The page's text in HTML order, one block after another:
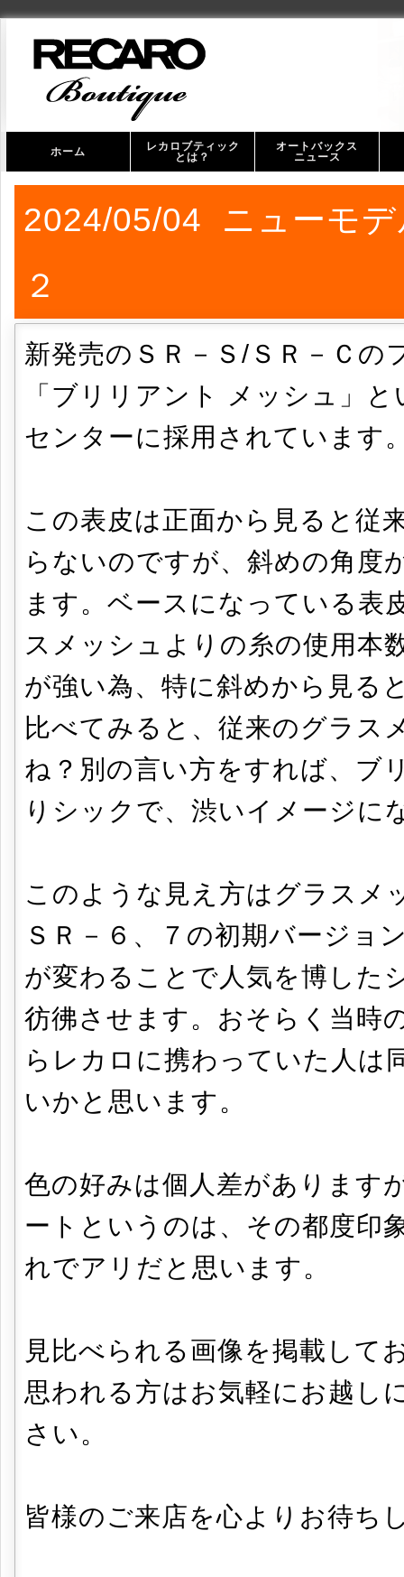
ホーム
レカロブティック
とは？
オートバックス
ニュース
オ
ス
2024/05/04 ニューモ
２
新発売のＳＲ－Ｓ/ＳＲ－Ｃ
「ブリリアント メッシュ」
センターに採用されています
この表皮は正面から見ると従
らないのですが、斜めの角度
ます。ベースになっている表
スメッシュよりの糸の使用本
が強い為、特に斜めから見る
比べてみると、従来のグラス
ね？別の言い方をすれば、ブ
りシックで、渋いイメージに
このような見え方はグラスメ
ＳＲ－６、７の初期バージョ
が変わることで人気を博した
彷彿させます。おそらく当時
らレカロに携わっていた人は
いかと思います。
色の好みは個人差があります
ートというのは、その都度印
れでアリだと思います。
見比べられる画像を掲載して
思われる方はお気軽にお越し
さい。
皆様のご来店を心よりお待ち